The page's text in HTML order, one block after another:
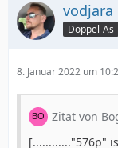
vodjara
Doppel-As
8. Januar 2022 um
Zitat von
[............"576p"